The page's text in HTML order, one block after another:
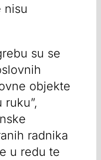
nisu
su se
objekte
ruku”,
radnika
u redu te